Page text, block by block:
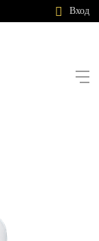
Вход